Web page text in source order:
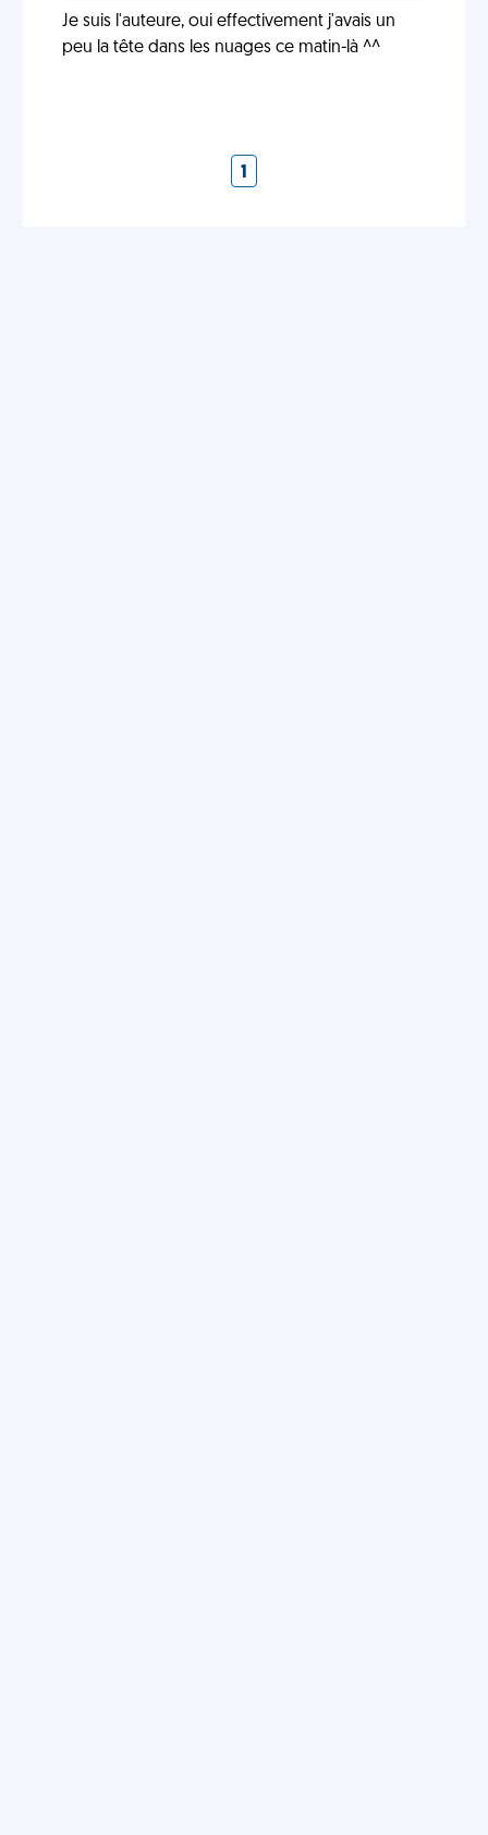
Je suis l'auteure, oui effectivement j'avais un
peu la tête dans les nuages ce matin-là ^^
1